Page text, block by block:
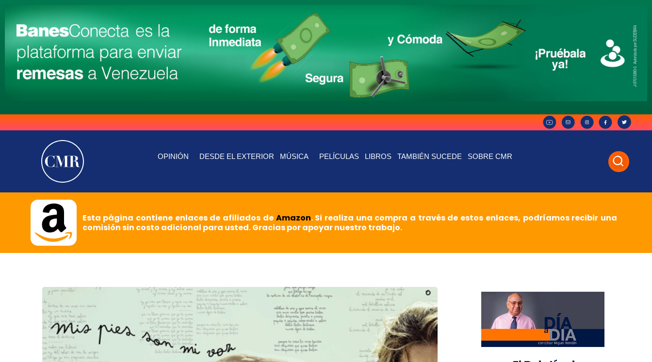
OPINIÓN DESDE EL EXTERIOR MÚSICA PELÍCULAS LIBROS TAMBIÉN SUCEDE SOBRE CMR
Esta página contiene enlaces de afiliados de Amazon. Si realiza una compra a través de estos enlaces, podríamos recibir una
comisión sin costo adicional para usted. Gracias por apoyar nuestro trabajo.